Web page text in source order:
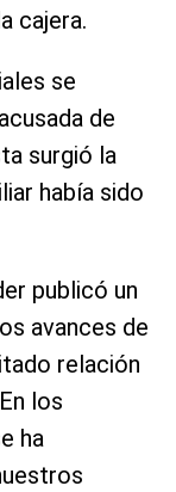
cajera.
se
de
surgió la
había sido
publicó un
avances de
relación
los
ha